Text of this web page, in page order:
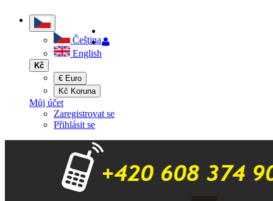
Čeština
English
Kč
€ Euro
Kč Koruna
Můj účet
Zaregistrovat se
Přihlásit se